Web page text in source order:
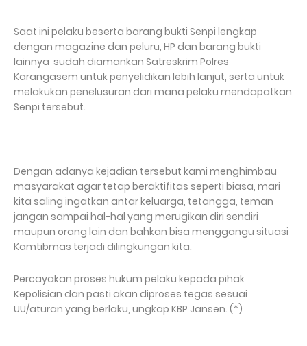
Saat ini pelaku beserta barang bukti Senpi lengkap
dengan magazine dan peluru, HP dan barang bukti
lainnya sudah diamankan Satreskrim Polres
Karangasem untuk penyelidikan lebih lanjut, serta untuk
melakukan penelusuran dari mana pelaku mendapatkan
Senpi tersebut.
Dengan adanya kejadian tersebut kami menghimbau
masyarakat agar tetap beraktifitas seperti biasa, mari
kita saling ingatkan antar keluarga, tetangga, teman
jangan sampai hal-hal yang merugikan diri sendiri
maupun orang lain dan bahkan bisa menggangu situasi
Kamtibmas terjadi dilingkungan kita.
Percayakan proses hukum pelaku kepada pihak
Kepolisian dan pasti akan diproses tegas sesuai
UU/aturan yang berlaku, ungkap KBP Jansen. (*)